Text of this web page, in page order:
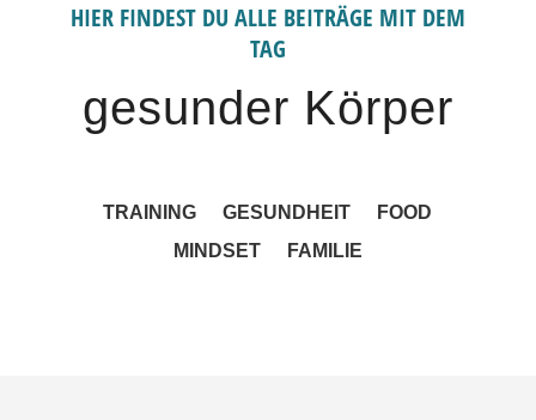
HIER FINDEST DU ALLE BEITRÄGE MIT DEM
TAG
gesunder Körper
TRAINING GESUNDHEIT
FOOD
MINDSET
FAMILIE